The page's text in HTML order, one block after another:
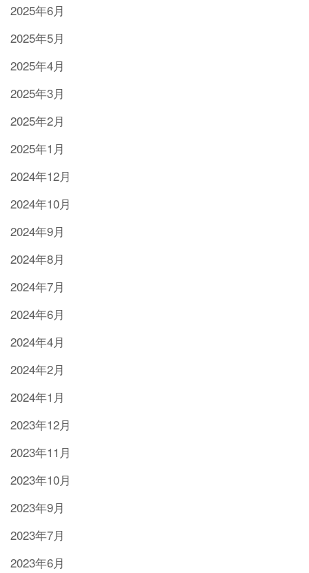
2025年6月
2025年5月
2025年4月
2025年3月
2025年2月
2025年1月
2024年12月
2024年10月
2024年9月
2024年8月
2024年7月
2024年6月
2024年4月
2024年2月
2024年1月
2023年12月
2023年11月
2023年10月
2023年9月
2023年7月
2023年6月